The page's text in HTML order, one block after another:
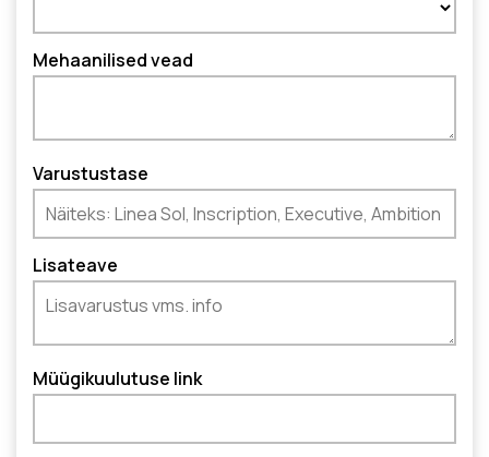
Mehaanilised vead
Varustustase
Lisateave
Müügikuulutuse link